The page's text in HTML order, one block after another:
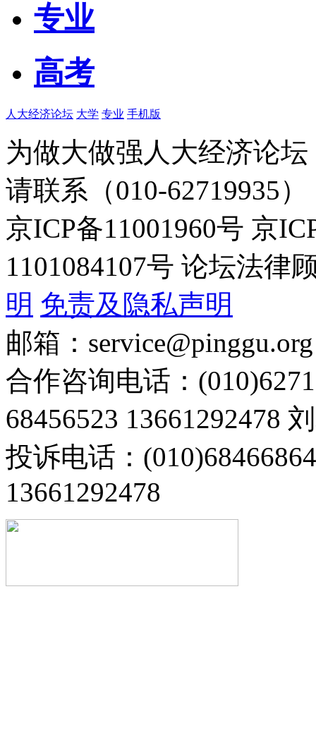
专业
高考
人大经济论坛 大学 专业 手机版
为做大做强人大经济论
请联系（010-62719935）
京ICP备11001960号 京
1101084107号 论坛法律
明 免责及隐私声明
邮箱：service@pinggu.org
合作咨询电话：
68456523 13661292478
投诉电话：
13661292478